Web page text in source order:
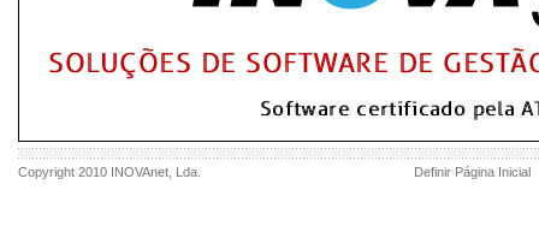
Copyright 2010 INOVAnet , Lda. Definir Página Inicial